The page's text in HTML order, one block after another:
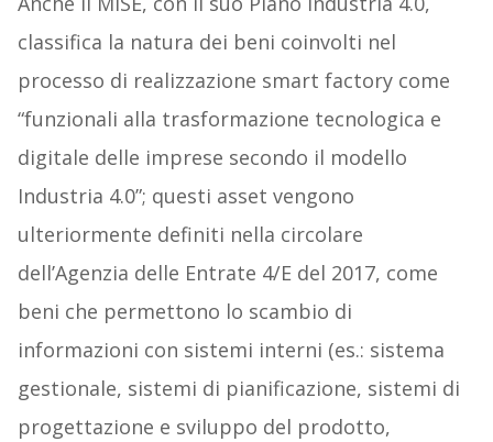
classifica la natura dei beni coinvolti nel
processo di realizzazione smart factory come
“funzionali alla trasformazione tecnologica e
digitale delle imprese secondo il modello
Industria 4.0”; questi asset vengono
ulteriormente definiti nella circolare
dell’Agenzia delle Entrate 4/E del 2017, come
beni che permettono lo scambio di
informazioni con sistemi interni (es.: sistema
gestionale, sistemi di pianificazione, sistemi di
progettazione e sviluppo del prodotto,